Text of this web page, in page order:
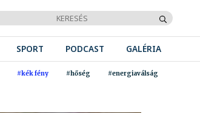
SPORT PODCAST GALÉRIA
#kék fény #hőség #energiaválság